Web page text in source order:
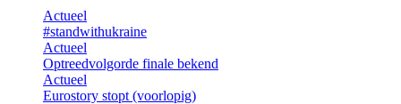
Actueel
#standwithukraine
Actueel
Optreedvolgorde finale bekend
Actueel
Eurostory stopt (voorlopig)